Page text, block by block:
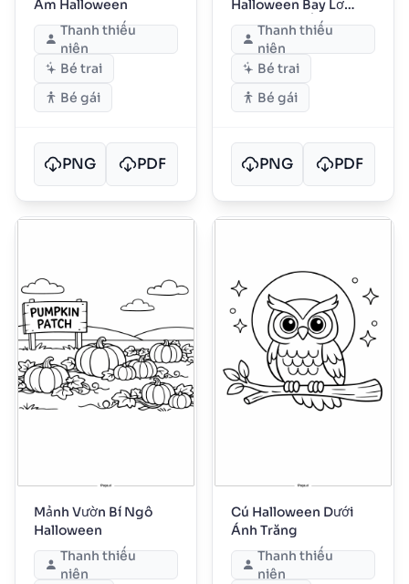
Ám Halloween
Thanh thiếu
niên
Bé trai
Bé gái
PNG PDF
Halloween Bay Lơ
Lửng Trên Đồi
Thanh thiếu
niên
Bé trai
Bé gái
PNG PDF
Mảnh Vườn Bí Ngô
Halloween
Thanh thiếu
niên
Cú Halloween Dưới
Ánh Trăng
Thanh thiếu
niên